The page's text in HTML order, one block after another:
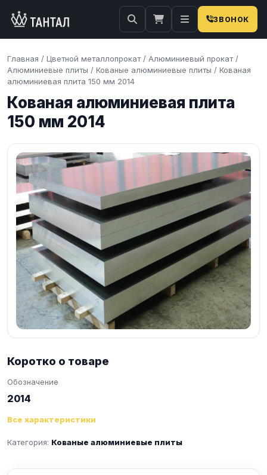
ЗВОНОК
Главная / Цветной металлопрокат / Алюминиевый прокат /
Алюминиевые плиты / Кованые алюминиевые плиты / Кованая
алюминиевая плита 150 мм 2014
Кованая алюминиевая плита
150 мм 2014
Коротко о товаре
Обозначение
2014
Все характеристики
Категория: Кованые алюминиевые плиты